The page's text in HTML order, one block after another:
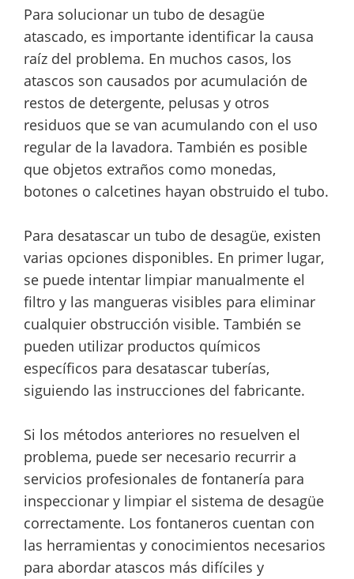
Para solucionar un tubo de desagüe
atascado, es importante identificar la causa
raíz del problema. En muchos casos, los
atascos son causados por acumulación de
restos de detergente, pelusas y otros
residuos que se van acumulando con el uso
regular de la lavadora. También es posible
que objetos extraños como monedas,
botones o calcetines hayan obstruido el tubo.
Para desatascar un tubo de desagüe, existen
varias opciones disponibles. En primer lugar,
se puede intentar limpiar manualmente el
filtro y las mangueras visibles para eliminar
cualquier obstrucción visible. También se
pueden utilizar productos químicos
específicos para desatascar tuberías,
siguiendo las instrucciones del fabricante.
Si los métodos anteriores no resuelven el
problema, puede ser necesario recurrir a
servicios profesionales de fontanería para
inspeccionar y limpiar el sistema de desagüe
correctamente. Los fontaneros cuentan con
las herramientas y conocimientos necesarios
para abordar atascos más difíciles y